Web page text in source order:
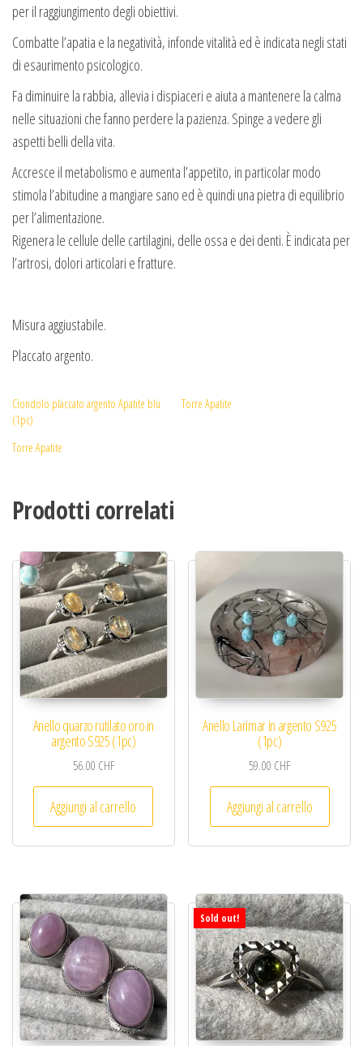
per il raggiungimento degli obiettivi.
Combatte l’apatia e la negatività, infonde vitalità ed è indicata negli stati
di esaurimento psicologico.
Fa diminuire la rabbia, allevia i dispiaceri e aiuta a mantenere la calma
nelle situazioni che fanno perdere la pazienza. Spinge a vedere gli
aspetti belli della vita.
Accresce il metabolismo e aumenta l’appetito, in particolar modo
stimola l’abitudine a mangiare sano ed è quindi una pietra di equilibrio
per l’alimentazione.
Rigenera le cellule delle cartilagini, delle ossa e dei denti. È indicata per
l’artrosi, dolori articolari e fratture.
Misura aggiustabile.
Placcato argento.
Ciondolo placcato argento Apatite blu
(1pc)
Torre Apatite
Torre Apatite
Prodotti correlati
Anello quarzo rutilato oro in
argento S925 (1pc)
56.00 CHF
Aggiungi al carrello
Anello Larimar in argento S925
(1pc)
59.00 CHF
Aggiungi al carrello
Sold out!